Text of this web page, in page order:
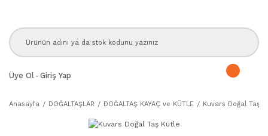
Üye Ol - Giriş Yap
Anasayfa DOĞALTAŞLAR DOĞALTAŞ KAYAÇ ve KÜTLE Kuvars Doğal Taş